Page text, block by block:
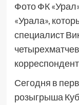
Фото ФК
«Урала»,
специалист
Сегодня в
розыгрыша